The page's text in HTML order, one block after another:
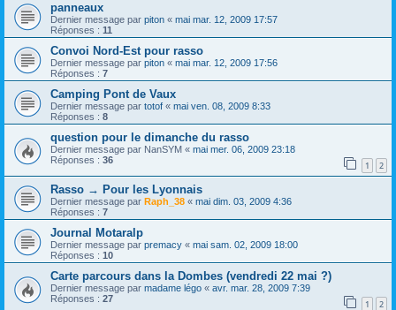
panneaux
Dernier message par piton « mai mar. 12, 2009 17:57
Réponses : 11
Convoi Nord-Est pour rasso
Dernier message par piton « mai mar. 12, 2009 17:56
Réponses : 7
Camping Pont de Vaux
Dernier message par totof « mai ven. 08, 2009 8:33
Réponses : 8
question pour le dimanche du rasso
Dernier message par NanSYM « mai mer. 06, 2009 23:18
Réponses : 36 1 2
Rasso → Pour les Lyonnais
Dernier message par Raph_38 « mai dim. 03, 2009 4:36
Réponses : 7
Journal Motaralp
Dernier message par premacy « mai sam. 02, 2009 18:00
Réponses : 10
Carte parcours dans la Dombes (vendredi 22 mai ?)
Dernier message par madame légo « avr. mar. 28, 2009 7:39
Réponses : 27 1 2